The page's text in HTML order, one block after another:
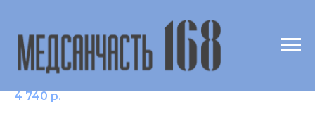
Орехи, микст fx1
4 740 р.